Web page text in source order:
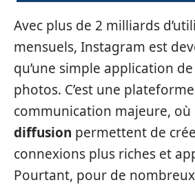
Avec plus de 2 milliards
mensuels, Instagram est
qu’une simple application
photos. C’est une
communication majeure, où
diffusion permettent de
connexions plus riches et
Pourtant, pour de